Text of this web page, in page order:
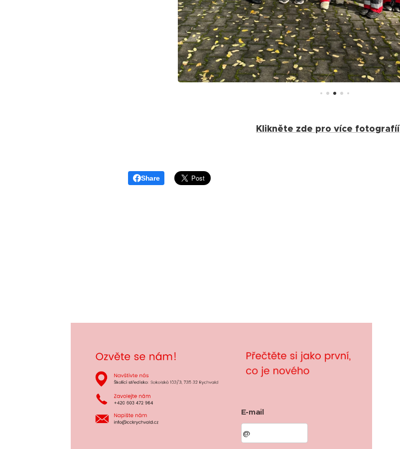
Klikněte zde pro více fotografíí
Share
E-mail